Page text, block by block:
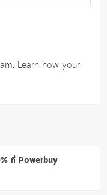
Learn how your
ที่ Powerbuy